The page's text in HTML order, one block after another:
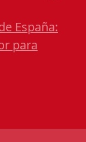
España:
para